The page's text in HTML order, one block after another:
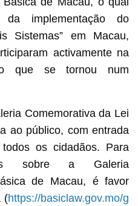
implementação do
Sistemas” em Macau,
activamente na
o que se tornou num
Comemorativa da Lei
ao público, com entrada
os cidadãos. Para
sobre a Galeria
de Macau, é favor
(https://basiclaw.gov.mo/g